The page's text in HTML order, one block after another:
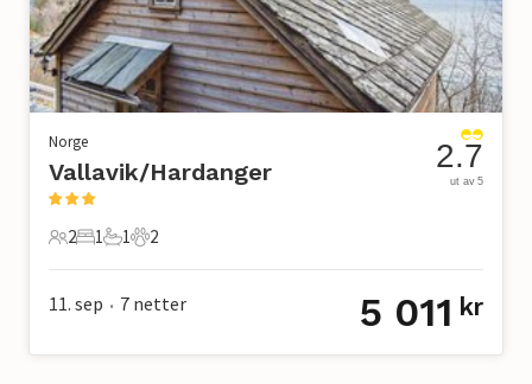
Norge
Vallavik/Hardanger
2 Gjester
2
1 Soverom
1
1 Bad
1
2 Kjæledyr
2
2.7
ut av 5
11. sep • 7 netter 5 011 kr